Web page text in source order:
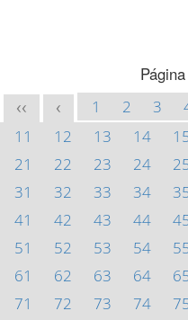
Página
<< < 1 2 3
11
12 13 14
21
22 23 24
31
32 33 34
41
42 43 44
51
52 53 54
61
62 63 64
71
72 73 74